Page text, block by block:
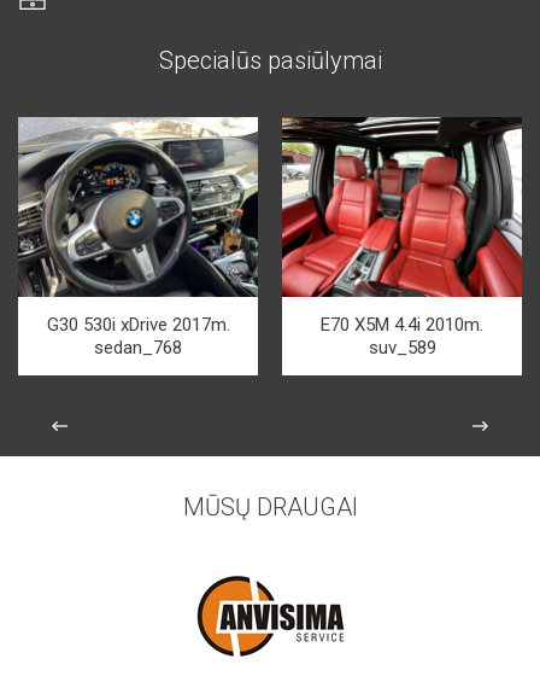
Specialūs pasiūlymai
G30 530i xDrive 2017m.
sedan_768
E70 X5M 4.4i 2010m.
suv_589
MŪSŲ DRAUGAI